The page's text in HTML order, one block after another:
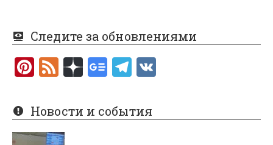
Следите за обновлениями
Pi
er
es
F
e
d
Новости и события